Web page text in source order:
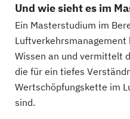
Und wie sieht es im
Ein Masterstudium im
Luftverkehrsmanagement
Wissen an und vermittelt
die für ein tiefes
Wertschöpfungskette im
sind.